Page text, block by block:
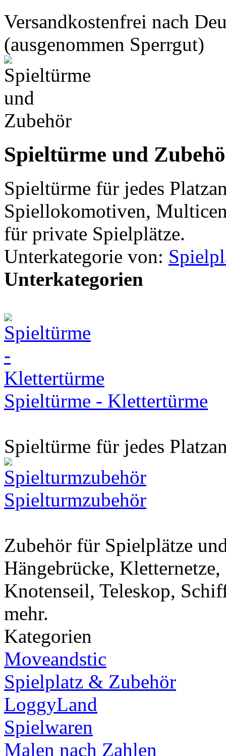
Versandkostenfrei nach
(ausgenommen Sperrgut)
Spieltürme und
Spieltürme für jedes
Spiellokomotiven,
für private Spielplätze.
Unterkategorie von:
Unterkategorien
Spieltürme - Klettertürme
Spieltürme für jedes
Spielturmzubehör
Zubehör für Spielplätze
Hängebrücke,
Knotenseil, Teleskop,
mehr.
Kategorien
Moveandstic
Spielplatz & Zubehör
LoggyLand
Spielwaren
Malen nach Zahlen